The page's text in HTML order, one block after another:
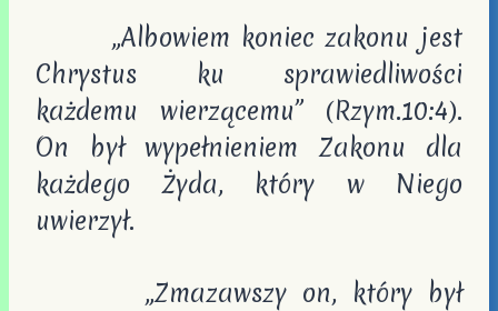
„Albowiem koniec zakonu jest
Chrystus ku sprawiedliwości
każdemu wierzącemu” (Rzym.10:4).
On był wypełnieniem Zakonu dla
każdego Żyda, który w Niego
uwierzył.
„Zmazawszy on, który był